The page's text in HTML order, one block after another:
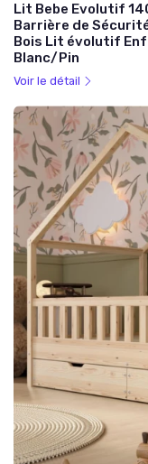
Lit Bebe Evolutif
Barrière de
Bois Lit évolutif
Blanc/Pin
Voir le détail